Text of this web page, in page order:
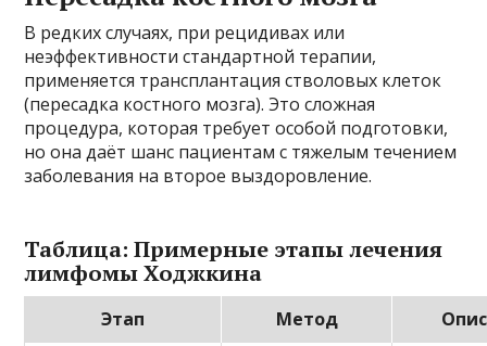
В редких случаях, при рецидивах или
неэффективности стандартной терапии,
применяется трансплантация стволовых клеток
(пересадка костного мозга). Это сложная
процедура, которая требует особой подготовки,
но она даёт шанс пациентам с тяжелым течением
заболевания на второе выздоровление.
Таблица: Примерные этапы лечения
лимфомы Ходжкина
Этап Метод